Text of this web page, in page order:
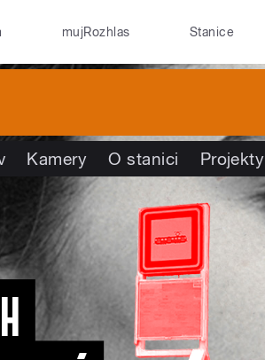
mujRozhlas Stanice
Kamery O stanici Projekty